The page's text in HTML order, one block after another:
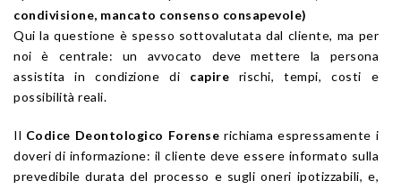
condivisione, mancato consenso consapevole)
Qui la questione è spesso sottovalutata dal cliente, ma per
noi è centrale: un avvocato deve mettere la persona
assistita in condizione di capire rischi, tempi, costi e
possibilità reali.
Il Codice Deontologico Forense richiama espressamente i
doveri di informazione: il cliente deve essere informato sulla
prevedibile durata del processo e sugli oneri ipotizzabili, e,